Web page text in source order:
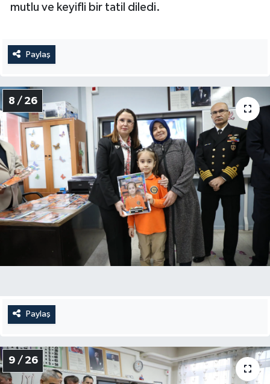
mutlu ve keyifli bir tatil diledi.
Paylaş
8 / 26
Paylaş
9 / 26